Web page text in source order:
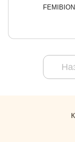
FEMIBION